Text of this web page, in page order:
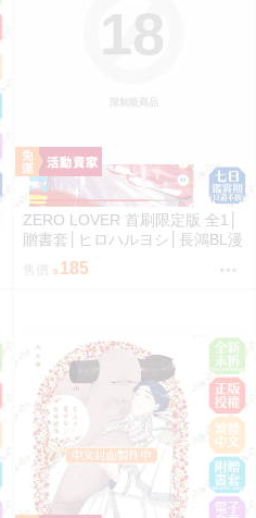
限制級商品
18
ZERO LOVER 首刷限定版 全1│
贈書套│ヒロハルヨシ│長鴻BL漫
畫│BJ4動漫
售價 185